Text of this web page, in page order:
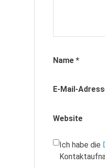
Name*
E-Mail-
Website
Ich habe die